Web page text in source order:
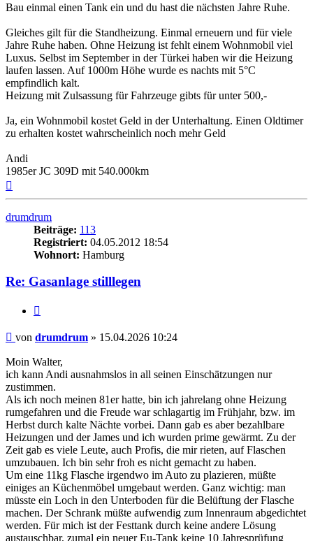
Bau einmal einen Tank ein und du hast die nächsten Jahre Ruhe.
Gleiches gilt für die Standheizung. Einmal erneuern und für viele
Jahre Ruhe haben. Ohne Heizung ist fehlt einem Wohnmobil viel
Luxus. Selbst im September in der Türkei haben wir die Heizung
laufen lassen. Auf 1000m Höhe wurde es nachts mit 5°C
empfindlich kalt.
Heizung mit Zulsassung für Fahrzeuge gibts für unter 500,-
Ja, ein Wohnmobil kostet Geld in der Unterhaltung. Einen Oldtimer
zu erhalten kostet wahrscheinlich noch mehr Geld
Andi
1985er JC 309D mit 540.000km
drumdrum
Beiträge: 113
Registriert: 04.05.2012 18:54
Wohnort: Hamburg
Re: Gasanlage stilllegen
Beitrag
von drumdrum » 15.04.2026 10:24
Moin Walter,
ich kann Andi ausnahmslos in all seinen Einschätzungen nur
zustimmen.
Als ich noch meinen 81er hatte, bin ich jahrelang ohne Heizung
rumgefahren und die Freude war schlagartig im Frühjahr, bzw. im
Herbst durch kalte Nächte vorbei. Dann gab es aber bezahlbare
Heizungen und der James und ich wurden prime gewärmt. Zu der
Zeit gab es viele Leute, auch Profis, die mir rieten, auf Flaschen
umzubauen. Ich bin sehr froh es nicht gemacht zu haben.
Um eine 11kg Flasche irgendwo im Auto zu plazieren, müßte
einiges an Küchenmöbel umgebaut werden. Ganz wichtig: man
müsste ein Loch in den Unterboden für die Belüftung der Flasche
machen. Der Schrank müßte aufwendig zum Innenraum abgedichtet
werden. Für mich ist der Festtank durch keine andere Lösung
austauschbar, zumal ein neuer Eu-Tank keine 10 Jahresprüfung